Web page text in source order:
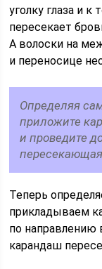
уголку глаза и к
пересекает
А волоски на
и переносице
Определяя
приложите
и проведите
Теперь
прикладываем
по направлению
карандаш